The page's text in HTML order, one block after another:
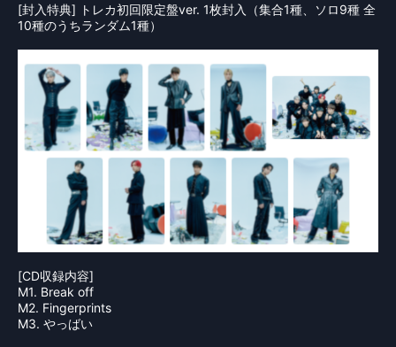
[封入特典] トレカ初回限定盤ver. 1枚封入（集合1種、ソロ9種 全
10種のうちランダム1種）
[CD収録内容]
M1. Break off
M2. Fingerprints
M3. やっばい